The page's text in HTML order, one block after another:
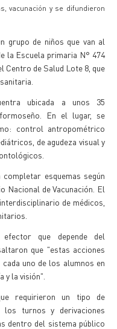
vacunación y se difundieron
grupo de niños que van al
la Escuela primaria N° 474
Centro de Salud Lote 8, que
ubicada a unos 35
En el lugar, se
control antropométrico
de agudeza visual y
esquemas según
Nacional de Vacunación. El
de médicos,
que depende del
que "estas acciones
uno de los alumnos en
y la visión".
requirieron un tipo de
turnos y derivaciones
dentro del sistema público